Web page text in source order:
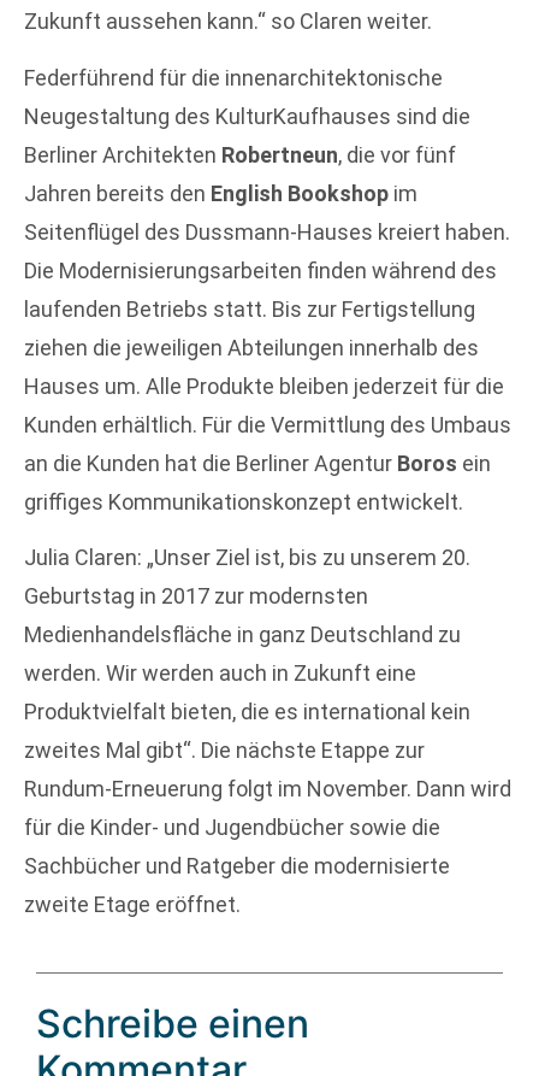
Zukunft aussehen kann.“ so Claren weiter.
Federführend für die innenarchitektonische
Neugestaltung des KulturKaufhauses sind die
Berliner Architekten Robertneun, die vor fünf
Jahren bereits den English Bookshop im
Seitenflügel des Dussmann-Hauses kreiert haben.
Die Modernisierungsarbeiten finden während des
laufenden Betriebs statt. Bis zur Fertigstellung
ziehen die jeweiligen Abteilungen innerhalb des
Hauses um. Alle Produkte bleiben jederzeit für die
Kunden erhältlich. Für die Vermittlung des Umbaus
an die Kunden hat die Berliner Agentur Boros ein
griffiges Kommunikationskonzept entwickelt.
Julia Claren: „Unser Ziel ist, bis zu unserem 20.
Geburtstag in 2017 zur modernsten
Medienhandelsfläche in ganz Deutschland zu
werden. Wir werden auch in Zukunft eine
Produktvielfalt bieten, die es international kein
zweites Mal gibt“. Die nächste Etappe zur
Rundum-Erneuerung folgt im November. Dann wird
für die Kinder- und Jugendbücher sowie die
Sachbücher und Ratgeber die modernisierte
zweite Etage eröffnet.
Schreibe einen